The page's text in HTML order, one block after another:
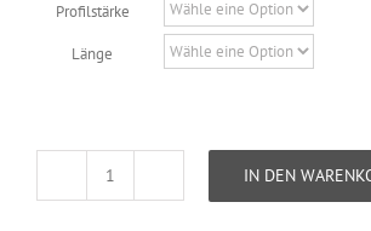
Profilstärke
Länge
Alu-
Abschlussprofil
IN DEN